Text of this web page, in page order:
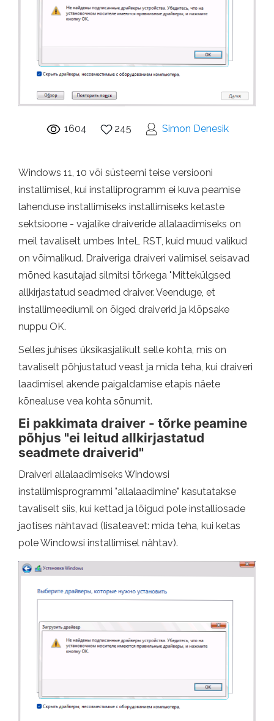
1604 245 Simon Denesik
Windows 11, 10 või süsteemi teise versiooni
installimisel, kui installiprogramm ei kuva peamise
lahenduse installimiseks installimiseks ketaste
sektsioone - vajalike draiveride allalaadimiseks on
meil tavaliselt umbes InteL RST, kuid muud valikud
on võimalikud. Draiveriga draiveri valimisel seisavad
mõned kasutajad silmitsi tõrkega "Mittekülgsed
allkirjastatud seadmed draiver. Veenduge, et
installimeediumil on õiged draiverid ja klõpsake
nuppu OK.
Selles juhises üksikasjalikult selle kohta, mis on
tavaliselt põhjustatud veast ja mida teha, kui draiveri
laadimisel akende paigaldamise etapis näete
kõnealuse vea kohta sõnumit.
Ei pakkimata draiver - tõrke peamine
põhjus "ei leitud allkirjastatud
seadmete draiverid"
Draiveri allalaadimiseks Windowsi
installimisprogrammi "allalaadimine" kasutatakse
tavaliselt siis, kui kettad ja lõigud pole installiosade
jaotises nähtavad (lisateavet: mida teha, kui ketas
pole Windowsi installimisel nähtav).